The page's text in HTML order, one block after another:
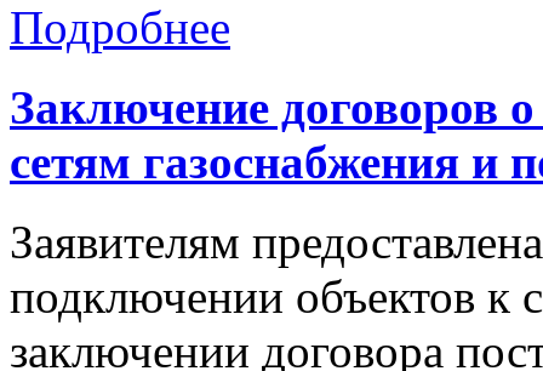
Подробнее
Заключение договоров
сетям газоснабжения и
Заявителям
подключении объектов к
заключении договора